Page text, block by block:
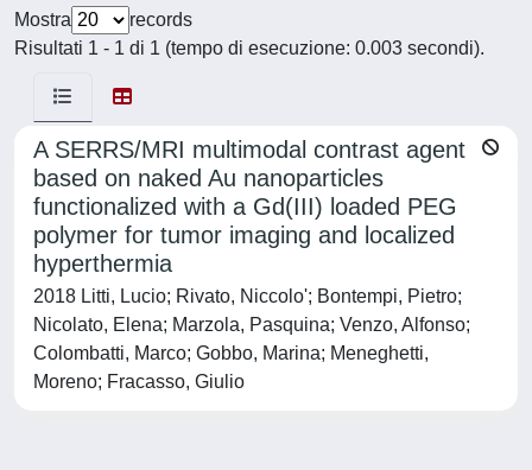
Mostra
records
Risultati 1 - 1 di 1 (tempo di esecuzione: 0.003 secondi).
A SERRS/MRI multimodal contrast agent
based on naked Au nanoparticles
functionalized with a Gd(III) loaded PEG
polymer for tumor imaging and localized
hyperthermia
2018 Litti, Lucio; Rivato, Niccolo'; Bontempi, Pietro;
Nicolato, Elena; Marzola, Pasquina; Venzo, Alfonso;
Colombatti, Marco; Gobbo, Marina; Meneghetti,
Moreno; Fracasso, Giulio